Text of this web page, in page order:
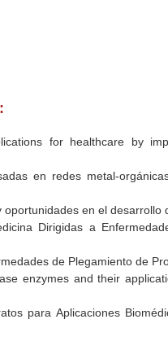
for healthcare by
en redes metal-
en el desarrollo
Dirigidas a
de Plegamiento de
enzymes and their
para Aplicaciones